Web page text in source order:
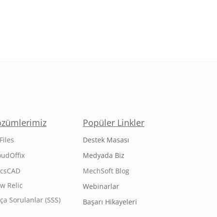
Relic
Sorulanlar (SSS)
Popüler Linkler
Destek Masası
Medyada Biz
MechSoft Blog
Webinarlar
Başarı Hikayeleri